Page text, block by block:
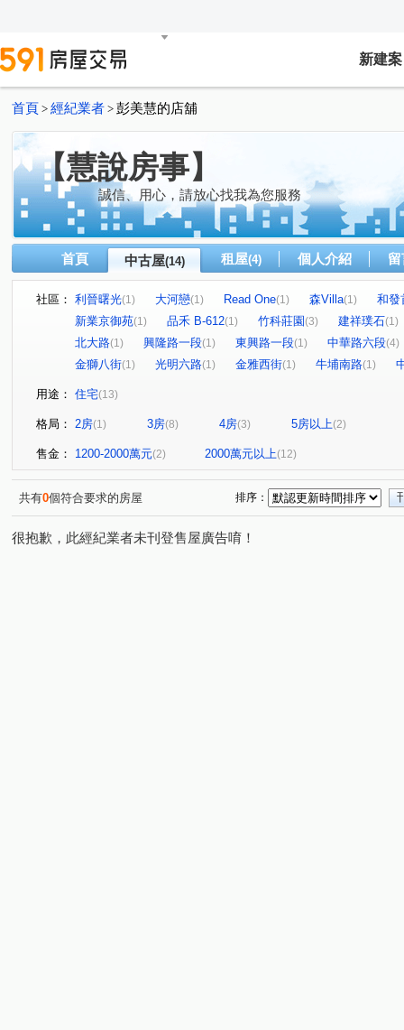
新建案
首頁 > 經紀業者 > 彭美慧的店舖
【慧說房事】
誠信、用心，請放心找我為您服務
首頁 中古屋(14) 租屋(4) 個人介紹
社區： 利晉曙光(1) 大河戀(1) Read One(1) 森Villa(1)
和發
新業京御苑(1) 品禾 B-612(1) 竹科莊園(3) 建祥璞石(1)
北大路(1) 興隆路一段(1) 東興路一段(1) 中華路六段(4)
金獅八街(1) 光明六路(1) 金雅西街(1) 牛埔南路(1)
用途： 住宅(13)
格局： 2房(1) 3房(8) 4房(3) 5房以上(2)
售金： 1200-2000萬元(2) 2000萬元以上(12)
共有0個符合要求的房屋 排序：
很抱歉，此經紀業者未刊登售屋廣告唷！